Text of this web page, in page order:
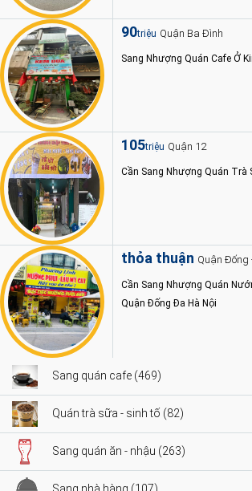
90triệu Quận Ba Đình
Sang Nhượng Quán Cafe Ở
105triệu Quận 12
Cần Sang Nhượng Quán Trà
thỏa thuận Quận Đống
Cần Sang Nhượng Quán
Quận Đống Đa Hà Nội
Sang quán cafe (469)
Quán trà sữa - sinh tố (82)
Sang quán ăn - nhậu (263)